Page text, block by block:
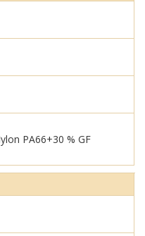
PA66+30 % GF